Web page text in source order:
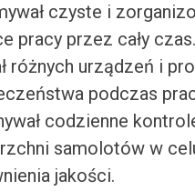
czyste i
pracy przez cały czas.
różnych urządzeń i
podczas
codzienne
samolotów w
jakości.